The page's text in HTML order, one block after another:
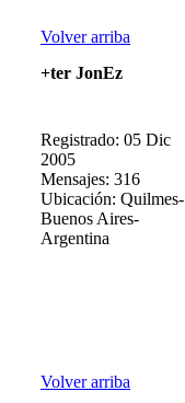
Volver arriba
+ter JonEz
Registrado: 05 Dic
2005
Mensajes: 316
Ubicación: Quilmes-
Buenos Aires-
Argentina
Volver arriba